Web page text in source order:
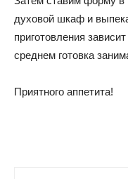
духовой шкаф и
приготовления
среднем готовка
Приятного аппетита!